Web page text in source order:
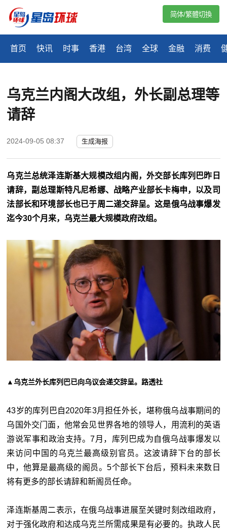
首页 快讯 时事 香港 台湾 全球 金融 消费
简体/繁體切換
乌克兰内阁大改组，外长副总理等
请辞
2024-09-05 08:37 生成海报
乌克兰总统泽连斯基大规模改组内阁，外交部长库列巴昨日
请辞，副总理斯特凡尼希娜、战略产业部长卡梅申，以及司
法部长和环境部长也已于周二递交辞呈。这是俄乌战事爆发
迄今30个月来，乌克兰最大规模政府改组。
▲乌克兰外长库列巴已向乌议会递交辞呈。路透社
43岁的库列巴自2020年3月担任外长，堪称俄乌战事期间的
乌国外交门面，他常会见世界各地的领导人，用流利的英语
游说军事和政治支持。7月，库列巴成为自俄乌战事爆发以
来访问中国的乌克兰最高级别官员。这波请辞下台的部长
中，他算是最高级的阁员。5个部长下台后，预料未来数日
将有更多的部长请辞和新阁员任命。
泽连斯基周二表示，在俄乌战事进展至关键时刻改组政府，
对于强化政府和达成乌克兰所需成果是有必要的。执政人民